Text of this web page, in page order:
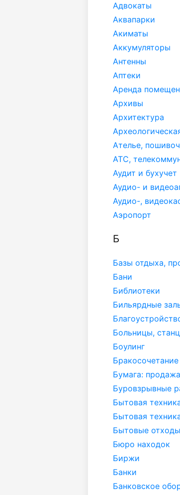
Адвокаты
Аквапарки
Акиматы
Аккумуляторы
Антенны
Аптеки
Аренда
Архивы
Архитектура
Ателье,
АТС,
Аудит и бухучет
Аудио- и
Аудио-,
Аэропорт
Б
Базы отдыха,
Бани
Библиотеки
Бильярдные
Больницы,
Боулинг
Бракосочетание
Бумага: продажа
Буровзрывные
Бытовая
Бытовая
Бытовые
Бюро находок
Биржи
Банки
Банковское